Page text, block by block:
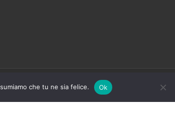
byGS.net | Designed by GS.com
che tu ne sia felice. Ok